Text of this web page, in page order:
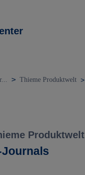
Thieme Produktwelt
Produktwelt
Journals